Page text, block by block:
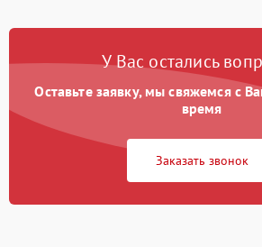
У Вас остались
Оставьте заявку, мы свяжемся с
время
Заказать звонок